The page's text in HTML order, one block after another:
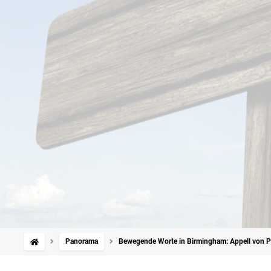
Panorama Bewegende Worte in Birmingham: Appell von